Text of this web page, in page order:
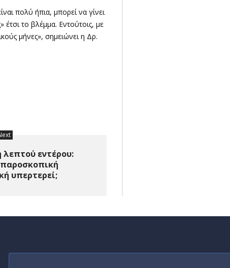
πολύ ήπια, μπορεί να γίνει
το βλέμμα. Εντούτοις, με
μήνες», σημειώνει η Δρ.
εντέρου:
υπερτερεί;